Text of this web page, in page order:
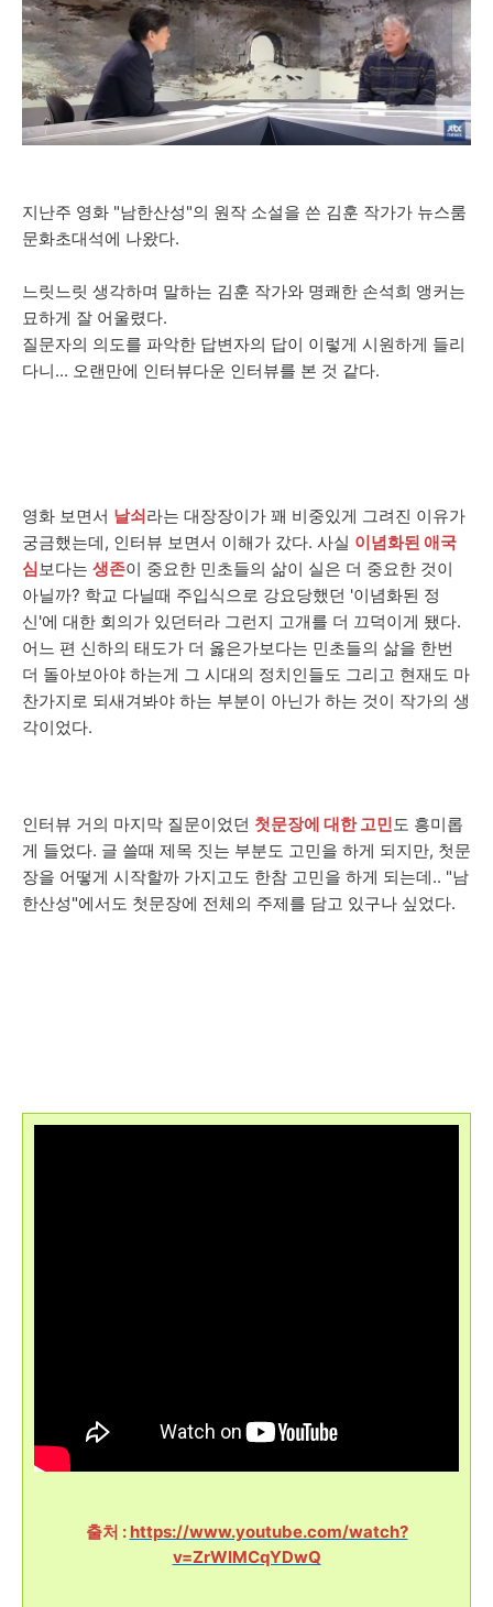
지난주 영화 "남한산성"의 원작 소설을 쓴 김훈 작가가 뉴스룸
문화초대석에 나왔다.
느릿느릿 생각하며 말하는 김훈 작가와 명쾌한 손석희 앵커는
묘하게 잘 어울렸다.
질문자의 의도를 파악한 답변자의 답이 이렇게 시원하게 들리
다니... 오랜만에 인터뷰다운 인터뷰를 본 것 같다.
영화 보면서 날쇠라는 대장장이가 꽤 비중있게 그려진 이유가
궁금했는데, 인터뷰 보면서 이해가 갔다. 사실 이념화된 애국
심보다는 생존이 중요한 민초들의 삶이 실은 더 중요한 것이
아닐까? 학교 다닐때 주입식으로 강요당했던 '이념화된 정
신'에 대한 회의가 있던터라 그런지 고개를 더 끄덕이게 됐다.
어느 편 신하의 태도가 더 옳은가보다는 민초들의 삶을 한번
더 돌아보아야 하는게 그 시대의 정치인들도 그리고 현재도 마
찬가지로 되새겨봐야 하는 부분이 아닌가 하는 것이 작가의 생
각이었다.
인터뷰 거의 마지막 질문이었던 첫문장에 대한 고민도 흥미롭
게 들었다. 글 쓸때 제목 짓는 부분도 고민을 하게 되지만, 첫문
장을 어떻게 시작할까 가지고도 한참 고민을 하게 되는데.. "남
한산성"에서도 첫문장에 전체의 주제를 담고 있구나 싶었다.
출처 : https://www.youtube.com/watch?
v=ZrWIMCqYDwQ